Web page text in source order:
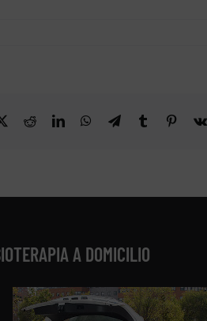
X RedditLinkedInWhatsApp
TelegramTumblr
A DOMICILIO